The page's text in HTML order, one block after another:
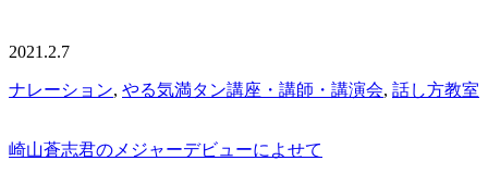
2021.2.7
ナレーション, やる気満タン講座・講師・講演会, 話し方教室
崎山蒼志君のメジャーデビューによせて